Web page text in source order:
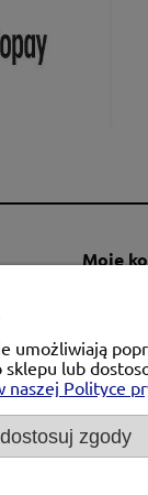
Moje
umożliwiają
lub
naszej Polityce
dostosuj zgody